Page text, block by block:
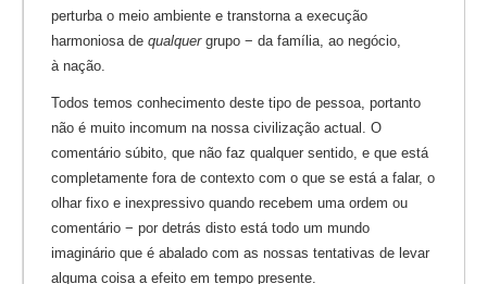
perturba o meio ambiente e transtorna a execução
harmoniosa de qualquergrupo − da família, ao negócio,
à nação.
Todos temos conhecimento deste tipo de pessoa, portanto
não é muito incomum na nossa civilização actual. O
comentário súbito, que não faz qualquer sentido, e que está
completamente fora de contexto com o que se está a falar, o
olhar fixo e inexpressivo quando recebem uma ordem ou
comentário − por detrás disto está todo um mundo
imaginário que é abalado com as nossas tentativas de levar
alguma coisa a efeito em tempo presente.